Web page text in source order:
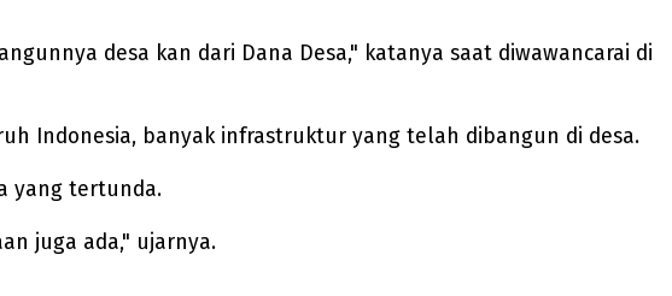
desa kan dari Dana Desa," katanya saat diwawancarai di
Indonesia, banyak infrastruktur yang telah dibangun di desa.
yang tertunda.
juga ada," ujarnya.